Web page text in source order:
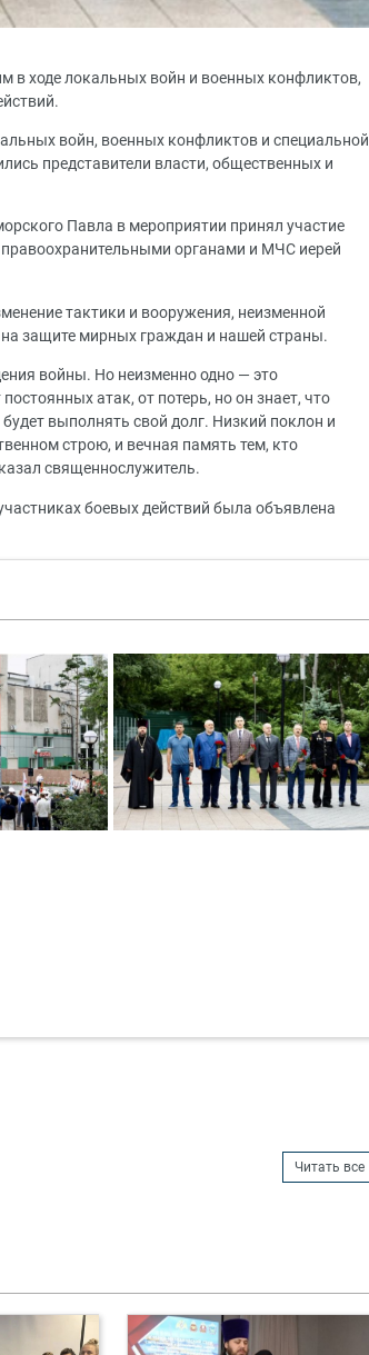
в ходе локальных войн и военных конфликтов,
войн, военных конфликтов и специальной
представители власти, общественных и
Павла в мероприятии принял участие
правоохранительными органами и МЧС иерей
тактики и вооружения, неизменной
защите мирных граждан и нашей страны.
войны. Но неизменно одно — это
атак, от потерь, но он знает, что
выполнять свой долг. Низкий поклон и
строю, и вечная память тем, кто
священнослужитель.
боевых действий была объявлена
Читать все